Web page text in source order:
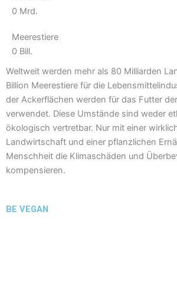
0 Mrd.
Meerestiere
0 Bill.
Weltweit werden mehr als 80 Milliarden
Billion Meerestiere für die
der Ackerflächen werden für das Futter
verwendet. Diese Umstände sind weder
ökologisch vertretbar. Nur mit einer
Landwirtschaft und einer pflanzlichen
Menschheit die Klimaschäden und
kompensieren.
BE VEGAN